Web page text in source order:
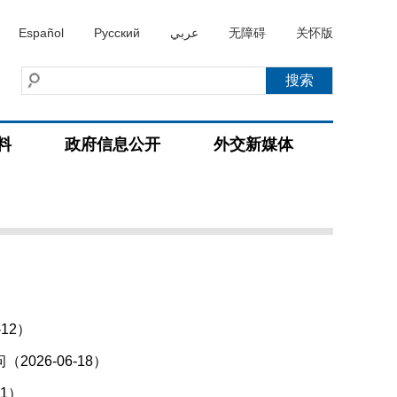
Español Русский عربي 无障碍 关怀版
政府信息公开 外交新媒体
）
2026-06-18）